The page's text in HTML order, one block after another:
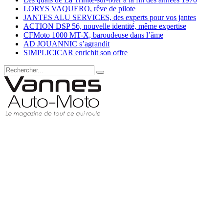
LORYS VAQUERO, rêve de pilote
JANTES ALU SERVICES, des experts pour vos jantes
ACTION DSP 56, nouvelle identité, même expertise
CFMoto 1000 MT-X, baroudeuse dans l’âme
AD JOUANNIC s’agrandit
SIMPLICICAR enrichit son offre